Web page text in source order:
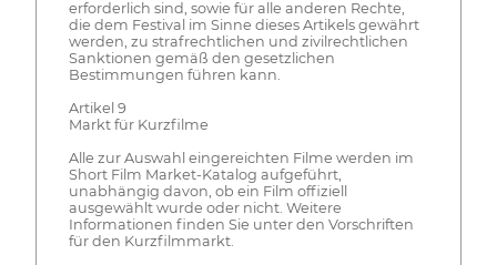
erforderlich sind, sowie für alle anderen Rechte,
die dem Festival im Sinne dieses Artikels gewährt
werden, zu strafrechtlichen und zivilrechtlichen
Sanktionen gemäß den gesetzlichen
Bestimmungen führen kann.
Artikel 9
Markt für Kurzfilme
Alle zur Auswahl eingereichten Filme werden im
Short Film Market-Katalog aufgeführt,
unabhängig davon, ob ein Film offiziell
ausgewählt wurde oder nicht. Weitere
Informationen finden Sie unter den Vorschriften
für den Kurzfilmmarkt.